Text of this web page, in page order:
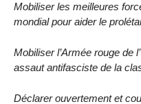
Mobiliser les meilleures
mondial pour aider le
Mobiliser l’Armée rouge de
assaut antifasciste de la
Déclarer ouvertement et